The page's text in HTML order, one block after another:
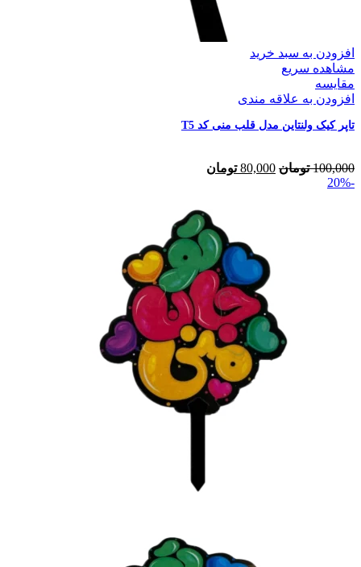
افزودن به سبد خرید
مشاهده سریع
مقایسه
افزودن به علاقه مندی
تاپر کیک ولنتاین مدل قلب منی کد T5
100,000 تومان 80,000 تومان
-20%